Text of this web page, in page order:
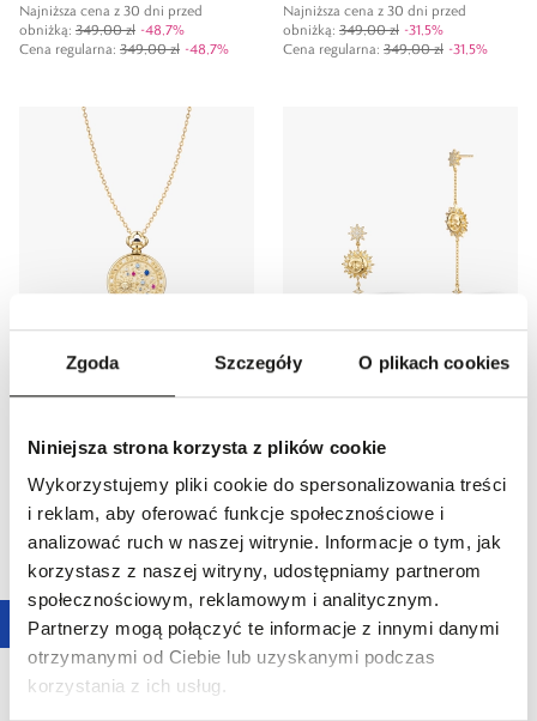
Zgoda Szczegóły O plikach cookies
Niniejsza strona korzysta z plików cookie
Wykorzystujemy pliki cookie do spersonalizowania treści
i reklam, aby oferować funkcje społecznościowe i
analizować ruch w naszej witrynie. Informacje o tym, jak
korzystasz z naszej witryny, udostępniamy partnerom
społecznościowym, reklamowym i analitycznym.
Partnerzy mogą połączyć te informacje z innymi danymi
otrzymanymi od Ciebie lub uzyskanymi podczas
korzystania z ich usług.
Najniższa cena z 30 dni przed
obniżką: 349,00 zł -48,7%
Cena regularna: 349,00 zł -48,7%
Najniższa cena z 30 dni przed
obniżką: 349,00 zł -31,5%
Cena regularna: 349,00 zł -31,5%
Promocja 30,1%
Wisiorek srebrny Alchemia
Cena regularna :299,00 zł -30,1%
50,1%
Kolczyki srebrne Alchemia
Cena regularna:359,00 zł